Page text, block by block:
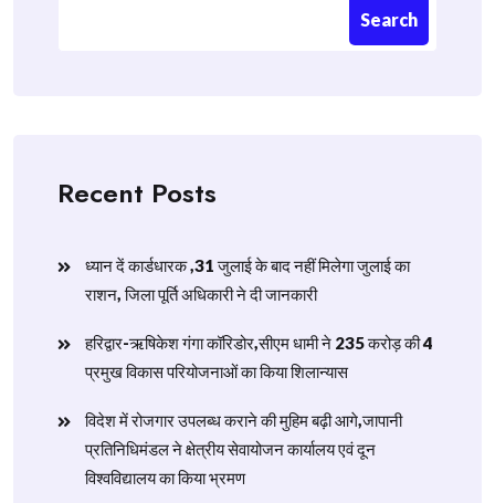
Search
Recent Posts
ध्यान दें कार्डधारक ,31 जुलाई के बाद नहीं मिलेगा जुलाई का
राशन, जिला पूर्ति अधिकारी ने दी जानकारी
हरिद्वार-ऋषिकेश गंगा कॉरिडोर,सीएम धामी ने 235 करोड़ की 4
प्रमुख विकास परियोजनाओं का किया शिलान्यास
विदेश में रोजगार उपलब्ध कराने की मुहिम बढ़ी आगे,जापानी
प्रतिनिधिमंडल ने क्षेत्रीय सेवायोजन कार्यालय एवं दून
विश्वविद्यालय का किया भ्रमण